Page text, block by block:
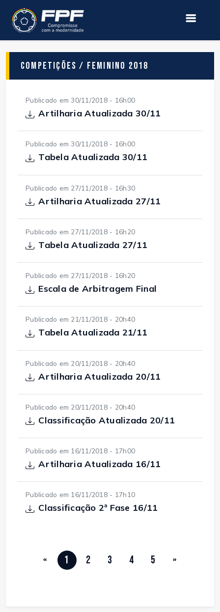
Competições / Feminino 2018
Publicado em 30/11/2018 - 16h00
Artilharia Atualizada 30/11
Publicado em 30/11/2018 - 16h00
Tabela Atualizada 30/11
Publicado em 27/11/2018 - 16h30
Artilharia Atualizada 27/11
Publicado em 27/11/2018 - 16h20
Tabela Atualizada 27/11
Publicado em 27/11/2018 - 16h20
Escala de Arbitragem Final
Publicado em 21/11/2018 - 20h40
Tabela Atualizada 21/11
Publicado em 20/11/2018 - 20h40
Artilharia Atualizada 20/11
Publicado em 20/11/2018 - 20h40
Classificação Atualizada 20/11
Publicado em 16/11/2018 - 17h00
Artilharia Atualizada 16/11
Publicado em 16/11/2018 - 17h10
Classificação 2ª Fase 16/11
« 1 2 3 4 5 »